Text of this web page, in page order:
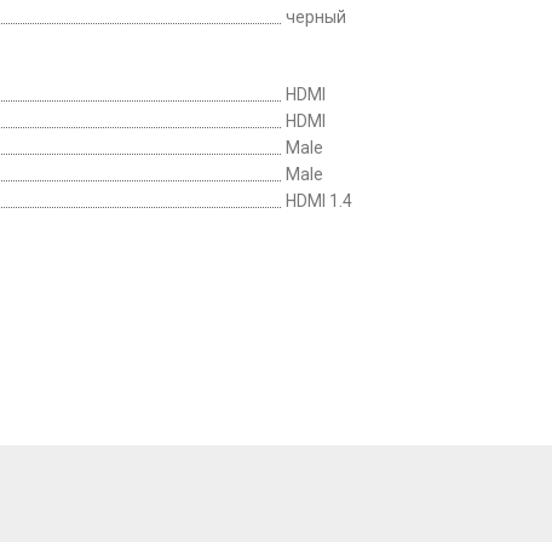
черный
HDMI
HDMI
Male
Male
HDMI 1.4